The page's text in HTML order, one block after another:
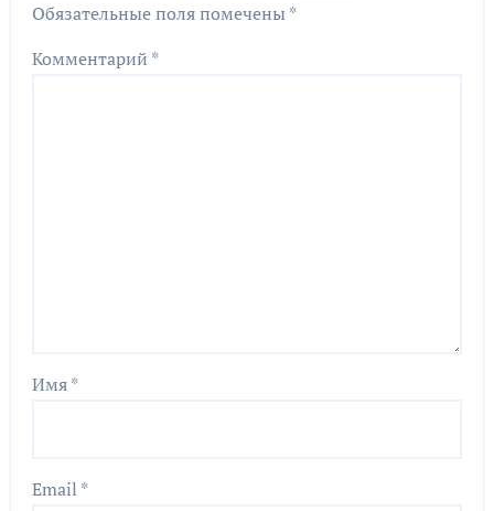
Обязательные поля помечены *
Комментарий *
Имя*
Email *